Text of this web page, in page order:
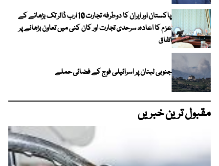
پاکستان اور ایران کا دوطرفہ تجارت 10 ارب ڈالر تک بڑھانے کے
عزم کا اعادہ، سرحدی تجارت اور کان کنی میں تعاون بڑھانے پر
اتفاق
جنوبی لبنان پر اسرائیلی فوج کے فضائی حملے
مقبول ترین خبریں